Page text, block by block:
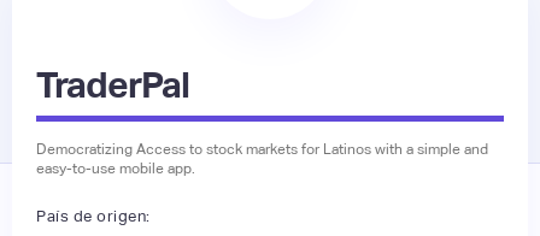
TraderPal
Democratizing Access to stock markets for Latinos with a simple and
easy-to-use mobile app.
País de origen: